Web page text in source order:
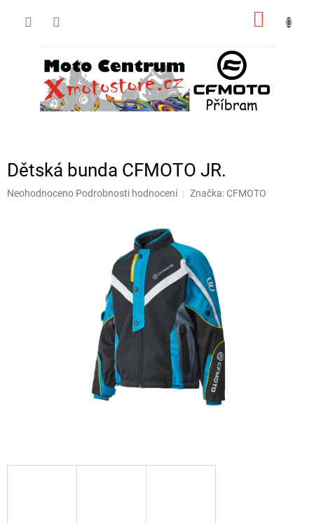
Dětská bunda CFMOTO JR.
Průměrné
Neohodnoceno Podrobnosti hodnocení Značka:CFMOTO